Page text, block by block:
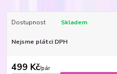
Dostupnost Skladem
Nejsme plátci DPH
499 Kč/pár